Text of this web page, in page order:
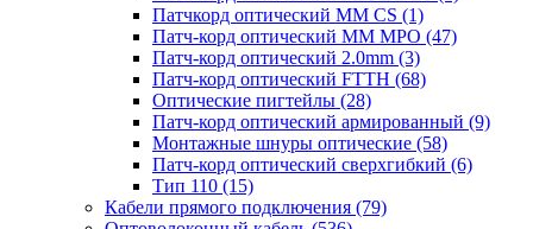
Патчкорд оптический MM CS (1)
Патч-корд оптический MM MPO (47)
Патч-корд оптический 2.0mm (3)
Патч-корд оптический FTTH (68)
Оптические пигтейлы (28)
Патч-корд оптический армированный (9)
Монтажные шнуры оптические (58)
Патч-корд оптический сверхгибкий (6)
Тип 110 (15)
Кабели прямого подключения (79)